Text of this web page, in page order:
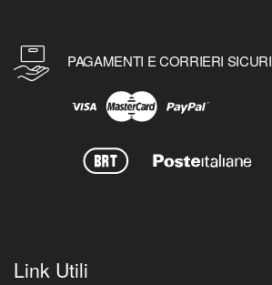
PAGAMENTI E CORRIERI SICURI
Link Utili